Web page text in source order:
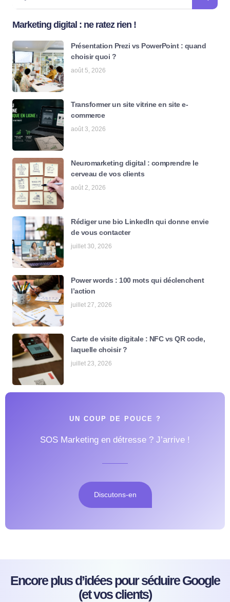
Marketing digital : ne ratez rien !
Présentation Prezi vs PowerPoint : quand
choisir quoi ?
août 5, 2026
Transformer un site vitrine en site e-
commerce
août 3, 2026
Neuromarketing digital : comprendre le
cerveau de vos clients
août 2, 2026
Rédiger une bio LinkedIn qui donne envie
de vous contacter
juillet 30, 2026
Power words : 100 mots qui déclenchent
l’action
juillet 27, 2026
Carte de visite digitale : NFC vs QR code,
laquelle choisir ?
juillet 23, 2026
UN COUP DE POUCE ?
SOS Marketing en détresse ? J’arrive !
Discutons-en
Encore plus d’idées pour séduire Google
(et vos clients)